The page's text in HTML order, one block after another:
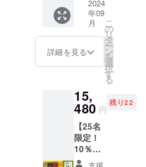
ヌ：1本
・抹茶
クラフ
トエー
ル：
ナル
ティー
バッグ
（抹茶
入り煎
茶）：
3g×15
フト
エール
通常価
格
15,380
円 ↓
セット
13,070
円 内容
量 ・茶
乃美プ
ロテイ
ン：
810g×2
2024
年09
月
詳細を見る
こ
の
リ
タ
ー
ン
を
選
択
す
る
15,
480 円
残り22
【25名
限定！
10％OF
F！セッ